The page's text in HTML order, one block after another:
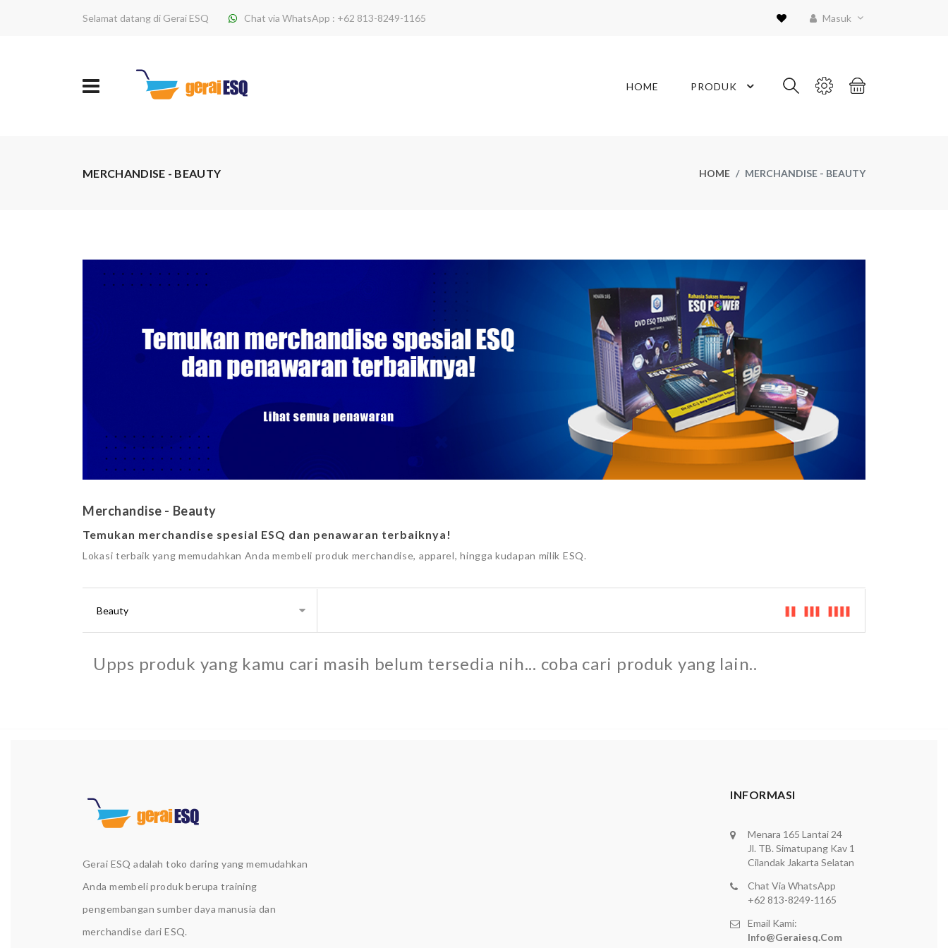
Selamat datang di Gerai ESQ Chat via WhatsApp : +62 813-8249-1165 Masuk
HOME PRODUK
MERCHANDISE - BEAUTY HOME MERCHANDISE - BEAUTY
Merchandise - Beauty
Temukan merchandise spesial ESQ dan penawaran terbaiknya!
Lokasi terbaik yang memudahkan Anda membeli produk merchandise, apparel, hingga kudapan milik ESQ.
Upps produk yang kamu cari masih belum tersedia nih... coba cari produk yang lain..
Gerai ESQ adalah toko daring yang memudahkan
Anda membeli produk berupa training
pengembangan sumber daya manusia dan
merchandise dari ESQ.
INFORMASI
Menara 165 Lantai 24
Jl. TB. Simatupang Kav 1
Cilandak Jakarta Selatan
Chat Via WhatsApp
+62 813-8249-1165
Email Kami:
Info@geraiesq.com